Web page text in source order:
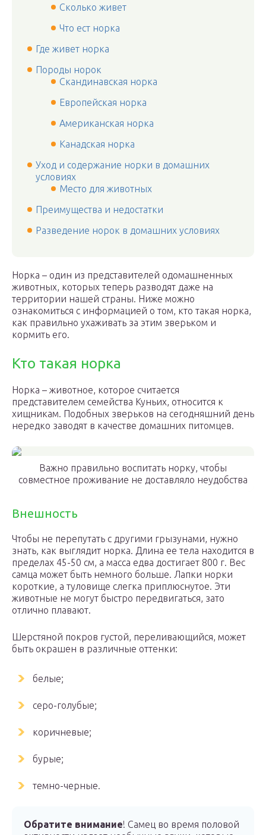
Сколько живет
Что ест норка
Где живет норка
Породы норок
Скандинавская норка
Европейская норка
Американская норка
Канадская норка
Уход и содержание норки в домашних
условиях
Место для животных
Преимущества и недостатки
Разведение норок в домашних условиях
Норка – один из представителей одомашненных
животных, которых теперь разводят даже на
территории нашей страны. Ниже можно
ознакомиться с информацией о том, кто такая норка,
как правильно ухаживать за этим зверьком и
кормить его.
Кто такая норка
Норка – животное, которое считается
представителем семейства Куньих, относится к
хищникам. Подобных зверьков на сегодняшний день
нередко заводят в качестве домашних питомцев.
Важно правильно воспитать норку, чтобы
совместное проживание не доставляло неудобства
Внешность
Чтобы не перепутать с другими грызунами, нужно
знать, как выглядит норка. Длина ее тела находится в
пределах 45-50 см, а масса едва достигает 800 г. Вес
самца может быть немного больше. Лапки норки
короткие, а туловище слегка приплюснутое. Эти
животные не могут быстро передвигаться, зато
отлично плавают.
Шерстяной покров густой, переливающийся, может
быть окрашен в различные оттенки:
белые;
серо-голубые;
коричневые;
бурые;
темно-черные.
Обратите внимание! Самец во время половой